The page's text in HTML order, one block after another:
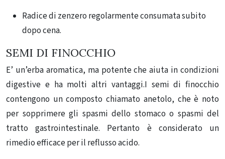
Radice di zenzero regolarmente consumata subito
dopo cena.
SEMI DI FINOCCHIO
E’ un’erba aromatica, ma potente che aiuta in condizioni
digestive e ha molti altri vantaggi.I semi di finocchio
contengono un composto chiamato anetolo, che è noto
per sopprimere gli spasmi dello stomaco o spasmi del
tratto gastrointestinale. Pertanto è considerato un
rimedio efficace per il reflusso acido.